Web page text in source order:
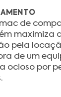
de
maximiza
pela
de um
ocioso por